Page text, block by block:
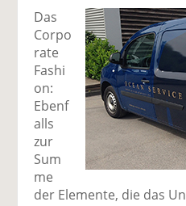
Das
Corpo
rate
Fashi
on:
Ebenf
alls
zur
Sum
me
der Elemente, die das